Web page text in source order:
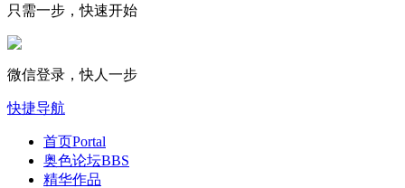
只需一步，快速开始
微信登录，快人一步
快捷导航
首页Portal
奥色论坛BBS
精华作品